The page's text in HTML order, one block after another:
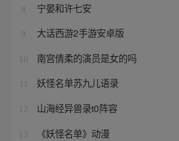
8 宁晏和许七安
9 大话西游2手游安卓版
10 南宫倩柔的演员是女的吗
妖怪名单苏九儿语录
12 山海经异兽录t0阵容
13 《妖怪名单》动漫